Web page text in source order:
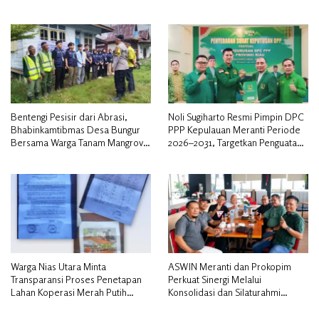
Bentengi Pesisir dari Abrasi,
Bhabinkamtibmas Desa Bungur
Bersama Warga Tanam Mangrove
Noli Sugiharto Resmi Pimpin DPC
PPP Kepulauan Meranti Periode
2026–2031, Targetkan Penguatan
Warga Nias Utara Minta
Transparansi Proses Penetapan
Lahan Koperasi Merah Putih
ASWIN Meranti dan Prokopim
Perkuat Sinergi Melalui
Konsolidasi dan Silaturahmi